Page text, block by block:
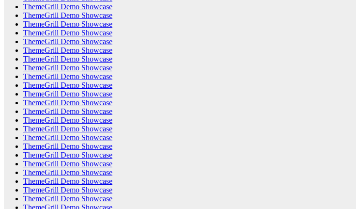
ThemeGrill Demo Showcase
ThemeGrill Demo Showcase
ThemeGrill Demo Showcase
ThemeGrill Demo Showcase
ThemeGrill Demo Showcase
ThemeGrill Demo Showcase
ThemeGrill Demo Showcase
ThemeGrill Demo Showcase
ThemeGrill Demo Showcase
ThemeGrill Demo Showcase
ThemeGrill Demo Showcase
ThemeGrill Demo Showcase
ThemeGrill Demo Showcase
ThemeGrill Demo Showcase
ThemeGrill Demo Showcase
ThemeGrill Demo Showcase
ThemeGrill Demo Showcase
ThemeGrill Demo Showcase
ThemeGrill Demo Showcase
ThemeGrill Demo Showcase
ThemeGrill Demo Showcase
ThemeGrill Demo Showcase
ThemeGrill Demo Showcase
ThemeGrill Demo Showcase